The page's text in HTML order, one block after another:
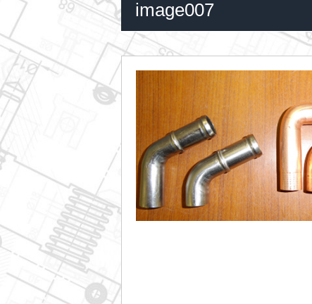
image007